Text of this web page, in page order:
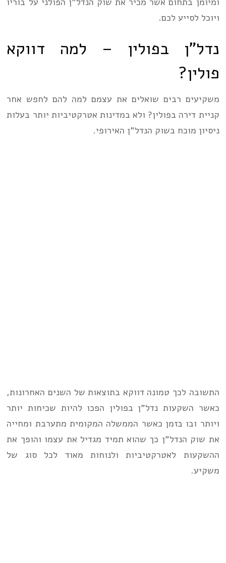
ויוכל לסייע לכם.
נדל”ן בפולין – למה דווקא
פולין?
משקיעים רבים שואלים את עצמם למה להם לחפש אחר
קניית דירה בפולין? ולא במדינות אטרקטיביות יותר בעלות
ניסיון מוכח בשוק הנדל”ן האירופי.
התשובה לכך טמונה דווקא בתוצאות של השנים האחרונות,
כאשר השקעות נדל”ן בפולין הפכו להיות שכיחות יותר
ויותר ובו בזמן כאשר הממשלה המקומית מתערבת ומחייה
את שוק הנדל”ן כך שהוא תמיד מגדיל את עצמו והופך את
ההשקעות לאטרקטיביות ולנוחות מאוד לכל סוג של
משקיע.